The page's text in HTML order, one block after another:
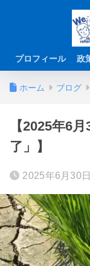
プロフィール 政
ホーム ブログ
【2025年6
了」】
2025年6月30日